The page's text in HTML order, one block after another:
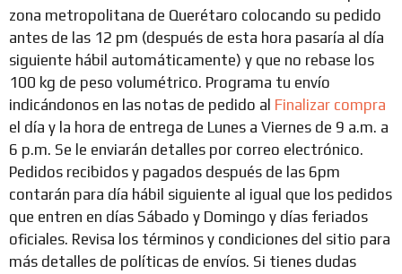
zona metropolitana de Querétaro colocando su pedido
antes de las 12 pm (después de esta hora pasaría al día
siguiente hábil automáticamente) y que no rebase los
100 kg de peso volumétrico. Programa tu envío
indicándonos en las notas de pedido al Finalizar compra
el día y la hora de entrega de Lunes a Viernes de 9 a.m. a
6 p.m. Se le enviarán detalles por correo electrónico.
Pedidos recibidos y pagados después de las 6pm
contarán para día hábil siguiente al igual que los pedidos
que entren en días Sábado y Domingo y días feriados
oficiales. Revisa los términos y condiciones del sitio para
más detalles de políticas de envíos. Si tienes dudas